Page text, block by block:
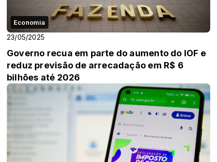
Economia
23/05/2025
Governo recua em parte do aumento do IOF e
reduz previsão de arrecadação em R$ 6
bilhões até 2026